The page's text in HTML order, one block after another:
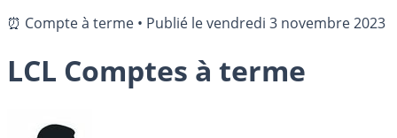
⏰ Compte à terme • Publié levendredi 3 novembre 2023
LCL Comptes à terme